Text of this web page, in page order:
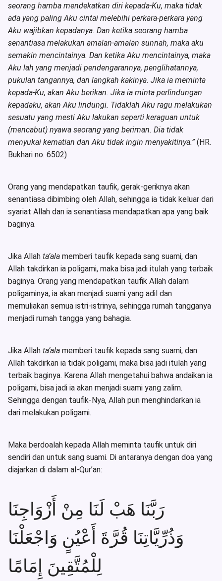
seorang hamba mendekatkan diri kepada-Ku, maka tidak
ada yang paling Aku cintai melebihi perkara-perkara yang
Aku wajibkan kepadanya. Dan ketika seorang hamba
senantiasa melakukan amalan-amalan sunnah, maka aku
semakin mencintainya. Dan ketika Aku mencintainya, maka
Aku lah yang menjadi pendengarannya, penglihatannya,
pukulan tangannya, dan langkah kakinya. Jika ia meminta
kepada-Ku, akan Aku berikan. Jika ia minta perlindungan
kepadaku, akan Aku lindungi. Tidaklah Aku ragu melakukan
sesuatu yang mesti Aku lakukan seperti keraguan untuk
(mencabut) nyawa seorang yang beriman. Dia tidak
menyukai kematian dan Aku tidak ingin menyakitinya.” (HR.
Bukhari no. 6502)
Orang yang mendapatkan taufik, gerak-geriknya akan
senantiasa dibimbing oleh Allah, sehingga ia tidak keluar dari
syariat Allah dan ia senantiasa mendapatkan apa yang baik
baginya.
Jika Allah ta’ala memberi taufik kepada sang suami, dan
Allah takdirkan ia poligami, maka bisa jadi itulah yang terbaik
baginya. Orang yang mendapatkan taufik Allah dalam
poligaminya, ia akan menjadi suami yang adil dan
memuliakan semua istri-istrinya, sehingga rumah tangganya
menjadi rumah tangga yang bahagia.
Jika Allah ta’ala memberi taufik kepada sang suami, dan
Allah takdirkan ia tidak poligami, maka bisa jadi itulah yang
terbaik baginya. Karena Allah mengetahui bahwa andaikan ia
poligami, bisa jadi ia akan menjadi suami yang zalim.
Sehingga dengan taufik-Nya, Allah pun menghindarkan ia
dari melakukan poligami.
Maka berdoalah kepada Allah meminta taufik untuk diri
sendiri dan untuk sang suami. Di antaranya dengan doa yang
diajarkan di dalam al-Qur’an:
رَبَّنَا هَبْ لَنَا مِنْ أَزْوَاجِنَا
وَذُرِّيَّاتِنَا قُرَّةَ أَعْيُنٍ وَاجْعَلْنَا
لِلْمُتَّقِينَ إِمَامًا